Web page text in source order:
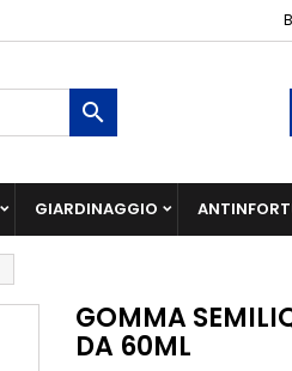

GIARDINAGGIO
GOMMA
DA 60ML